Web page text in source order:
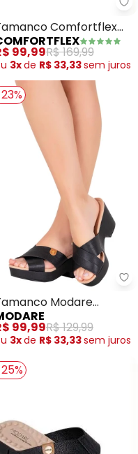
- Tamanco (Off
Comfortflex
em Sintético
99,99R$ 169,99
3xde R$ 33,33sem juros
- Tamanco (Preto)
Modare
com Tiras
99,99R$ 129,99
3xde R$ 33,33sem juros